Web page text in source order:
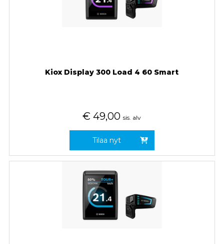
Kiox Display 300 Load 4 60 Smart
€ 49,00 sis. alv
Tilaa nyt